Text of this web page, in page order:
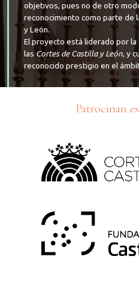
objetivos, pues no de otro
reconocimiento como parte de
y León.
El proyecto está liderado por la
lasCortes de Castilla y León, y
reconocido prestigio en el
Patrocinan